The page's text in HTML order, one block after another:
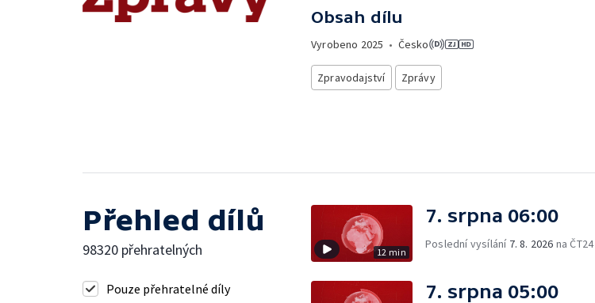
Obsah dílu
Vyrobeno 2025 • Česko
Zpravodajství Zprávy
Přehled dílů
98320 přehratelných
Pouze přehratelné díly
12 min
7. srpna 06:00
Poslední vysílání 7. 8. 2026 na ČT24
7. srpna 05:00